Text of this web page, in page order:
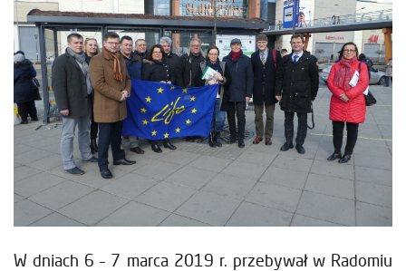
W dniach 6 – 7 marca 2019 r. przebywał w Radomiu